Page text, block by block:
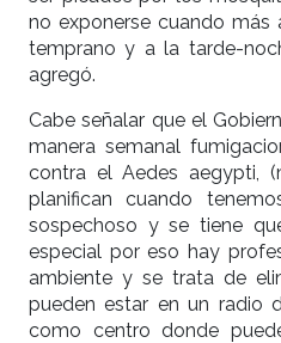
no exponerse cuando más
temprano y a la tarde-
agregó.
Cabe señalar que el
manera semanal
contra el Aedes aegypti,
planifican cuando
sospechoso y se tiene
especial por eso hay
ambiente y se trata de
pueden estar en un radio
como centro donde